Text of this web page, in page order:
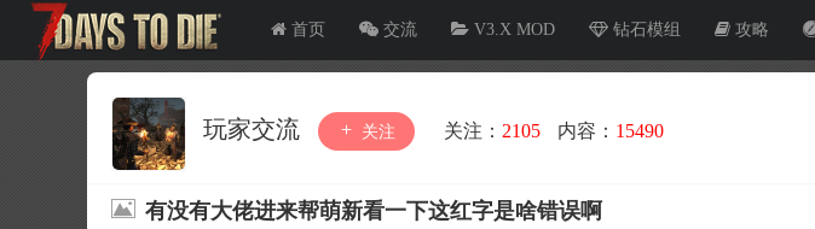
首页 交流 V3.X MOD 钻石模组 攻略
玩家交流 关注 关注： 2105 内容： 15490
有没有大佬进来帮萌新看一下这红字是啥错误啊